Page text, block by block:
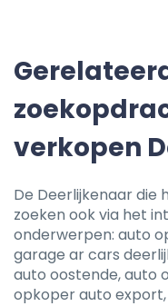
verkopen
De Deerlijkenaar die
zoeken ook via het
onderwerpen: auto
garage ar cars
auto oostende, auto
opkoper auto